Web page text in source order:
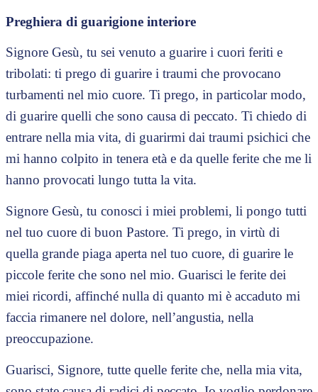
Preghiera di guarigione interiore
Signore Gesù, tu sei venuto a guarire i cuori feriti e
tribolati: ti prego di guarire i traumi che provocano
turbamenti nel mio cuore. Ti prego, in particolar modo,
di guarire quelli che sono causa di peccato. Ti chiedo di
entrare nella mia vita, di guarirmi dai traumi psichici che
mi hanno colpito in tenera età e da quelle ferite che me li
hanno provocati lungo tutta la vita.
Signore Gesù, tu conosci i miei problemi, li pongo tutti
nel tuo cuore di buon Pastore. Ti prego, in virtù di
quella grande piaga aperta nel tuo cuore, di guarire le
piccole ferite che sono nel mio. Guarisci le ferite dei
miei ricordi, affinché nulla di quanto mi è accaduto mi
faccia rimanere nel dolore, nell’angustia, nella
preoccupazione.
Guarisci, Signore, tutte quelle ferite che, nella mia vita,